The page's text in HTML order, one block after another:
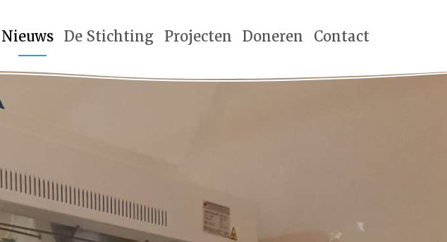
Nieuws De Stichting Projecten Doneren Contact